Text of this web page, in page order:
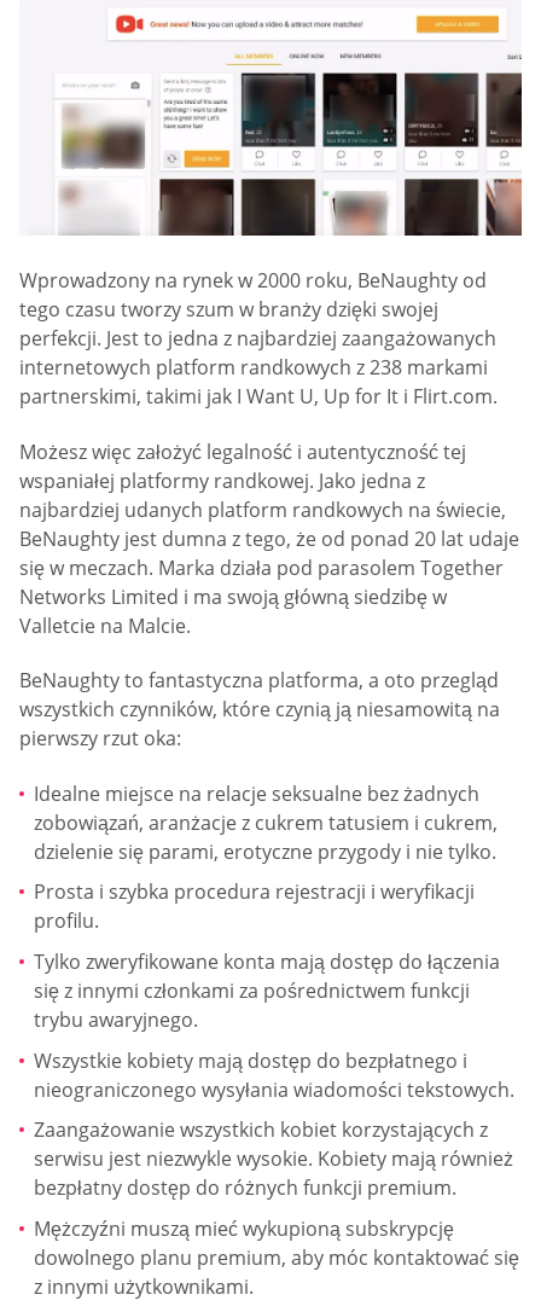
Wprowadzony na rynek w 2000 roku, BeNaughty od
tego czasu tworzy szum w branży dzięki swojej
perfekcji. Jest to jedna z najbardziej zaangażowanych
internetowych platform randkowych z 238 markami
partnerskimi, takimi jak I Want U, Up for It i Flirt.com.
Możesz więc założyć legalność i autentyczność tej
wspaniałej platformy randkowej. Jako jedna z
najbardziej udanych platform randkowych na świecie,
BeNaughty jest dumna z tego, że od ponad 20 lat udaje
się w meczach. Marka działa pod parasolem Together
Networks Limited i ma swoją główną siedzibę w
Valletcie na Malcie.
BeNaughty to fantastyczna platforma, a oto przegląd
wszystkich czynników, które czynią ją niesamowitą na
pierwszy rzut oka:
Idealne miejsce na relacje seksualne bez żadnych
zobowiązań, aranżacje z cukrem tatusiem i cukrem,
dzielenie się parami, erotyczne przygody i nie tylko.
Prosta i szybka procedura rejestracji i weryfikacji
profilu.
Tylko zweryfikowane konta mają dostęp do łączenia
się z innymi członkami za pośrednictwem funkcji
trybu awaryjnego.
Wszystkie kobiety mają dostęp do bezpłatnego i
nieograniczonego wysyłania wiadomości tekstowych.
Zaangażowanie wszystkich kobiet korzystających z
serwisu jest niezwykle wysokie. Kobiety mają również
bezpłatny dostęp do różnych funkcji premium.
Mężczyźni muszą mieć wykupioną subskrypcję
dowolnego planu premium, aby móc kontaktować się
z innymi użytkownikami.